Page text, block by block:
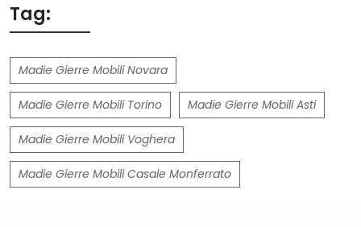
Tag:
Madie Gierre Mobili Novara
Madie Gierre Mobili Torino Madie Gierre Mobili Asti
Madie Gierre Mobili Voghera
Madie Gierre Mobili Casale Monferrato